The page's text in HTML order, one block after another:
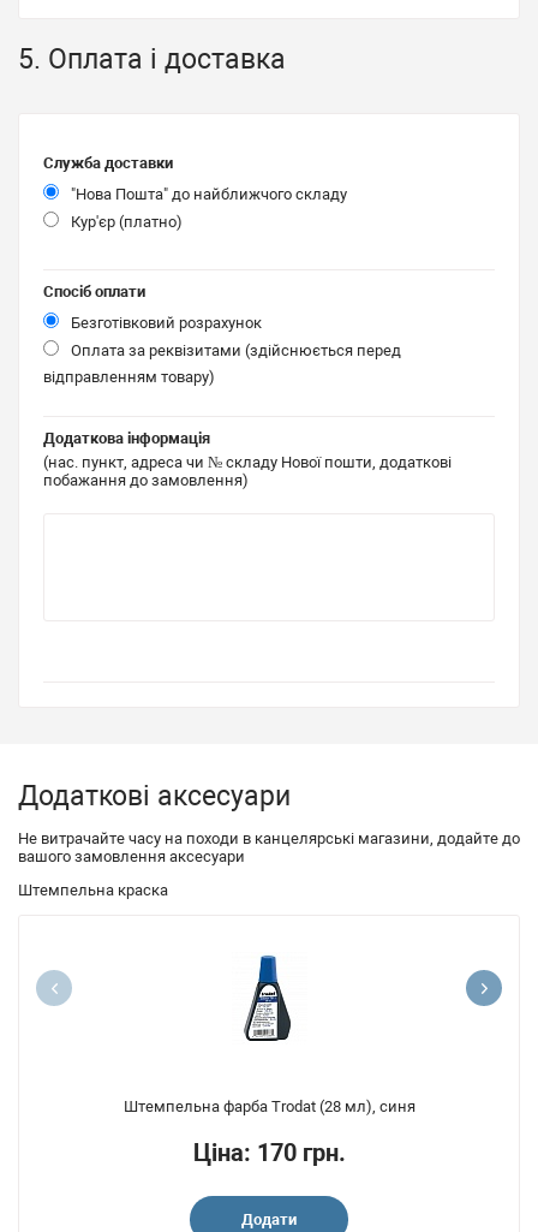
5. Оплата і доставка
Служба доставки
"Нова Пошта" до найближчого складу
Кур'єр (платно)
Спосіб оплати
Безготівковий розрахунок
Оплата за реквізитами (здійснюється перед
відправленням товару)
Додаткова інформація
(нас. пункт, адреса чи № складу Нової пошти, додаткові
побажання до замовлення)
Додаткові аксесуари
Не витрачайте часу на походи в канцелярські магазини, додайте до
вашого замовлення аксесуари
Штемпельна краска
Штемпельна фарба Trodat (28 мл), синя
Ціна: 170 грн.
Додати